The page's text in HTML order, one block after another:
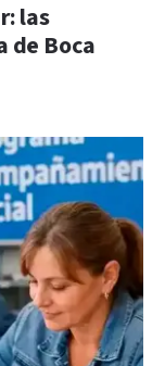
las
de Boca